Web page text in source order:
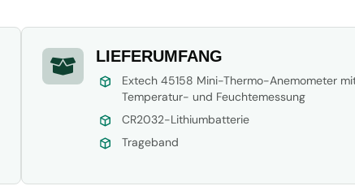
 LIEFERUMFANG
Extech 45158 Mini-Thermo-Anemometer
Temperatur- und Feuchtemessung
CR2032-Lithiumbatterie
Trageband